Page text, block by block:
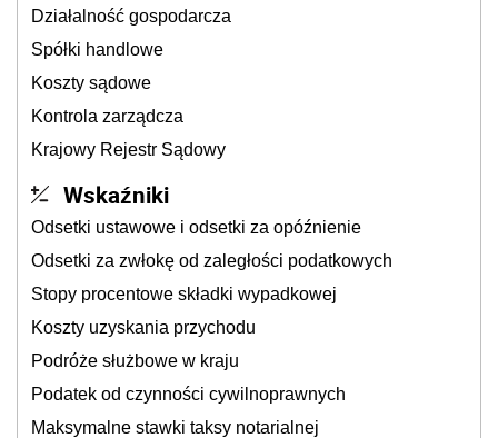
Działalność gospodarcza
Spółki handlowe
Koszty sądowe
Kontrola zarządcza
Krajowy Rejestr Sądowy
Wskaźniki
Odsetki ustawowe i odsetki za opóźnienie
Odsetki za zwłokę od zaległości podatkowych
Stopy procentowe składki wypadkowej
Koszty uzyskania przychodu
Podróże służbowe w kraju
Podatek od czynności cywilnoprawnych
Maksymalne stawki taksy notarialnej